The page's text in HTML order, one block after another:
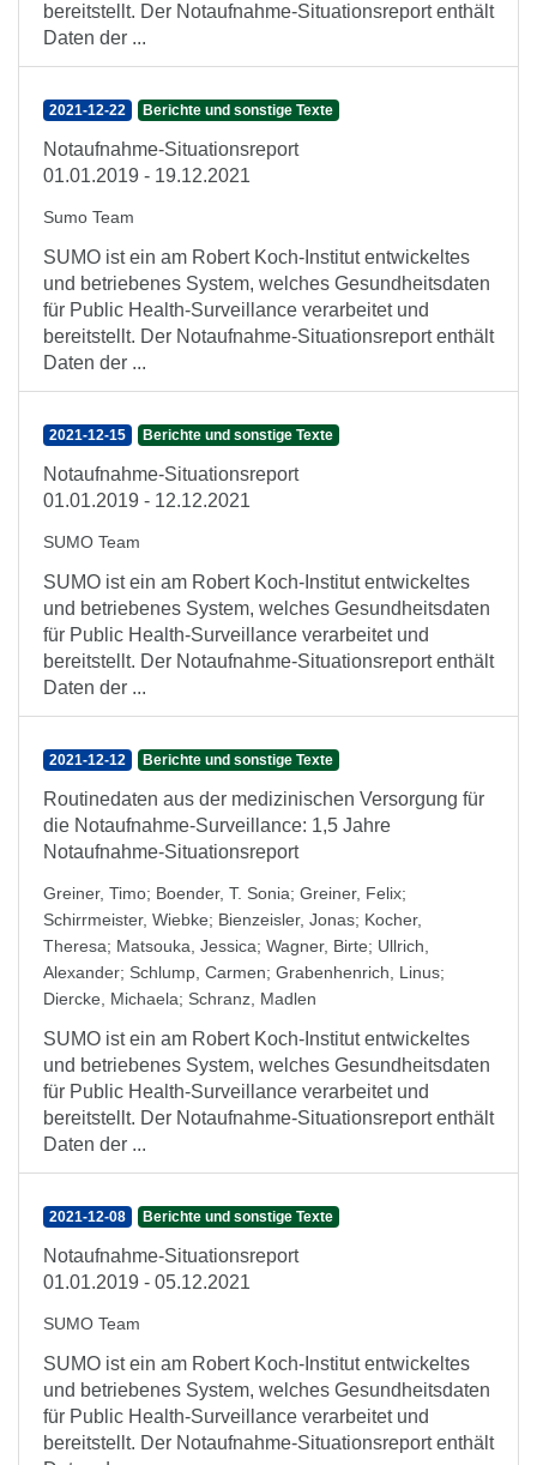
bereitstellt. Der Notaufnahme-Situationsreport enthält
Daten der ...
2021-12-22 Berichte und sonstige Texte
Notaufnahme-Situationsreport
01.01.2019 - 19.12.2021
Sumo Team
SUMO ist ein am Robert Koch-Institut entwickeltes
und betriebenes System, welches Gesundheitsdaten
für Public Health-Surveillance verarbeitet und
bereitstellt. Der Notaufnahme-Situationsreport enthält
Daten der ...
2021-12-15 Berichte und sonstige Texte
Notaufnahme-Situationsreport
01.01.2019 - 12.12.2021
SUMO Team
SUMO ist ein am Robert Koch-Institut entwickeltes
und betriebenes System, welches Gesundheitsdaten
für Public Health-Surveillance verarbeitet und
bereitstellt. Der Notaufnahme-Situationsreport enthält
Daten der ...
2021-12-12 Berichte und sonstige Texte
Routinedaten aus der medizinischen Versorgung für
die Notaufnahme-Surveillance: 1,5 Jahre
Notaufnahme-Situationsreport
Greiner, Timo; Boender, T. Sonia; Greiner, Felix;
Schirrmeister, Wiebke; Bienzeisler, Jonas; Kocher,
Theresa; Matsouka, Jessica; Wagner, Birte; Ullrich,
Alexander; Schlump, Carmen; Grabenhenrich, Linus;
Diercke, Michaela; Schranz, Madlen
SUMO ist ein am Robert Koch-Institut entwickeltes
und betriebenes System, welches Gesundheitsdaten
für Public Health-Surveillance verarbeitet und
bereitstellt. Der Notaufnahme-Situationsreport enthält
Daten der ...
2021-12-08 Berichte und sonstige Texte
Notaufnahme-Situationsreport
01.01.2019 - 05.12.2021
SUMO Team
SUMO ist ein am Robert Koch-Institut entwickeltes
und betriebenes System, welches Gesundheitsdaten
für Public Health-Surveillance verarbeitet und
bereitstellt. Der Notaufnahme-Situationsreport enthält